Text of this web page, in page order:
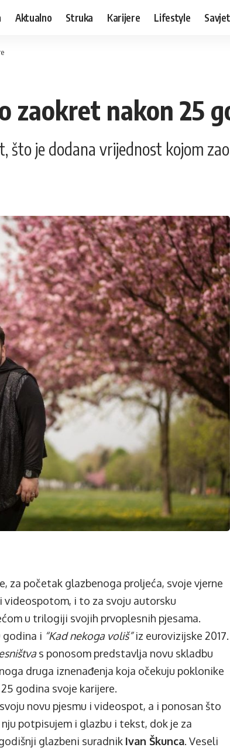
Aktualno Struka Karijere Lifestyle
zaokret nakon 25
što je dodana vrijednost kojom
za početak glazbenoga proljeća, svoje vjerne
i to za svoju autorsku
u trilogiji svojih prvoplesnih pjesama.
godina i “Kad nekoga voliš”iz eurovizijske 2017.
s ponosom predstavlja novu skladbu
druga iznenađenja koja očekuju poklonike
godina svoje karijere.
novu pjesmu i videospot, a i ponosan što
potpisujem i glazbu i tekst, dok je za
glazbeni suradnik Ivan Škunca. Veseli